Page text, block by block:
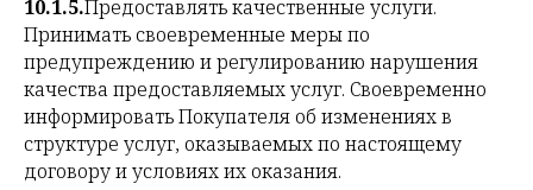
10.1.5.Предоставлять качественные услуги.
Принимать своевременные меры по
предупреждению и регулированию нарушения
качества предоставляемых услуг. Своевременно
информировать Покупателя об изменениях в
структуре услуг, оказываемых по настоящему
договору и условиях их оказания.